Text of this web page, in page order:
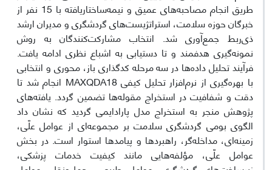
طریق انجام مصاحبه‌های عمیق و نیمه‌ساختاریافته با 15 نفر از
خبرگان حوزه سلامت، استراتژیست‌های گردشگری و مدیران ارشد
ذی‌ربط جمع‌آوری شد. انتخاب مشارکت‌کنندگان به روش
نمونه‌گیری هدفمند و تا دستیابی به اشباع نظری ادامه یافت.
فرآیند تحلیل داده‌ها در سه مرحله کدگذاری باز، محوری و انتخابی
با بهره‌گیری از نرم‌افزار تحلیل کیفی MAXQDA18 انجام شد تا
دقت و شفافیت در استخراج مقوله‌ها تضمین گردد. یافته‌های
پژوهش منجر به استخراج مدل پارادایمی گردید که نشان داد
الگوی بومی گردشگری سلامت بر مجموعه‌ای از عوامل علّی،
زمینه‌ای، مداخله‌گر، راهبردها و پیامدها استوار است. در بخش
عوامل علّی، مؤلفه‌هایی مانند کیفیت خدمات پزشکی،